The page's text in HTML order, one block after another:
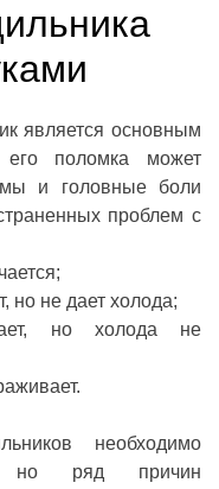
является основным
поломка может
и головные боли
проблем с
но не дает холода;
но холода не
необходимо
но ряд причин